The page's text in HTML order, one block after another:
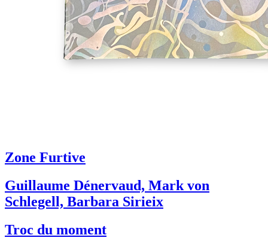
Zone Furtive
Guillaume Dénervaud, Mark von
Schlegell, Barbara Sirieix
Troc du moment